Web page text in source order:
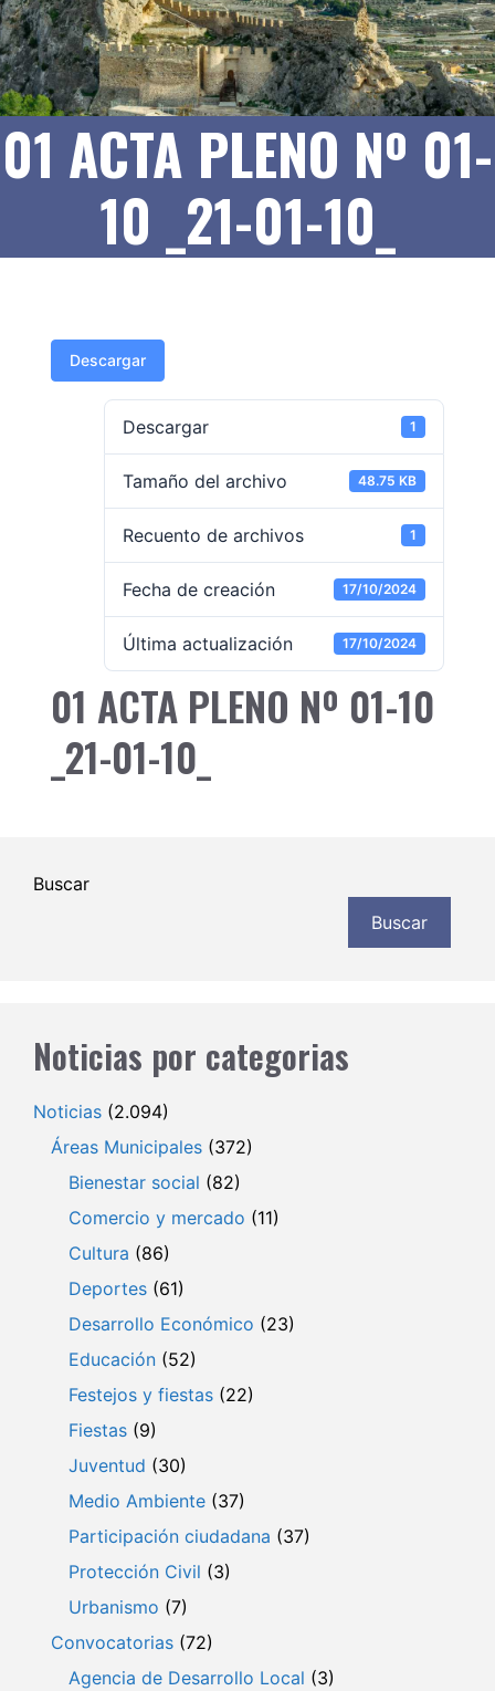
01 ACTA PLENO Nº 01-
10 _21-01-10_
Descargar
Descargar 1
Tamaño del archivo 48.75 KB
Recuento de archivos 1
Fecha de creación 17/10/2024
Última actualización 17/10/2024
01 ACTA PLENO Nº 01-10
_21-01-10_
Buscar
Buscar
Noticias por categorias
Noticias (2.094)
Áreas Municipales (372)
Bienestar social (82)
Comercio y mercado (11)
Cultura (86)
Deportes (61)
Desarrollo Económico (23)
Educación (52)
Festejos y fiestas (22)
Fiestas (9)
Juventud (30)
Medio Ambiente (37)
Participación ciudadana (37)
Protección Civil (3)
Urbanismo (7)
Convocatorias (72)
Agencia de Desarrollo Local (3)